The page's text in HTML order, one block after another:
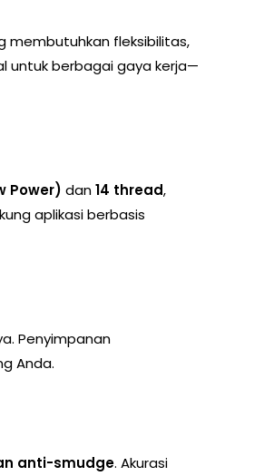
membutuhkan fleksibilitas,
untuk berbagai gaya kerja—
Power) dan14 thread,
aplikasi berbasis
Penyimpanan
Anda.
anti-smudge. Akurasi